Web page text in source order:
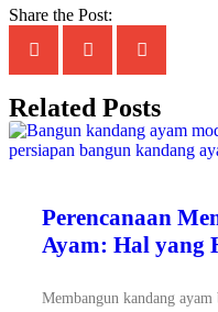
Share the Post:
Related Posts
Perencanaan
Ayam: Hal yang
Membangun kandang